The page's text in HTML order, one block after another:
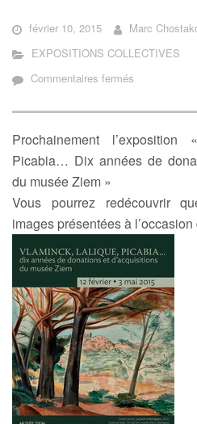
février 10, 2015
Marc
EXPOSITIONS COLLECTIVES
Commentaires fermés
Ziem
Prochainement
Picabia… Dix années de
du musée Ziem »
Vous pourrez redécouvrir
images présentées à